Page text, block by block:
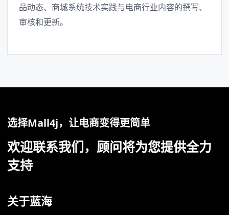
品动态、商城系统技术实践与电商行业内容的撰写、
审核和更新。
选择Mall4j，让电商变得更简单
欢迎联系我们，顾问将为您提供全力
支持
关于蓝海